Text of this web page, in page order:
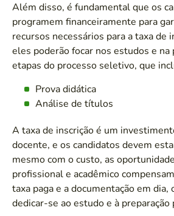
Além disso, é fundamental que os
programem financeiramente para
recursos necessários para a taxa de
eles poderão focar nos estudos e na
etapas do processo seletivo, que
Prova didática
Análise de títulos
A taxa de inscrição é um
docente, e os candidatos devem
mesmo com o custo, as
profissional e acadêmico
taxa paga e a documentação em dia,
dedicar-se ao estudo e à preparação